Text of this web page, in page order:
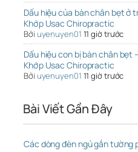
Dấu hiệu của bàn chân bẹt ở
Khớp Usac Chiropractic
Bởi uyenuyen01 11 giờ trước
Dấu hiệu con bị bàn chân bẹt
Khớp Usac Chiropractic
Bởi uyenuyen01 11 giờ trước
Bài Viết Gần Đây
Các dòng đèn ngủ gắn tường